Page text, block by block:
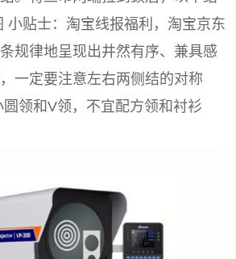
小贴士：淘宝线报福利，淘宝京东
规律地呈现出井然有序、兼具感
一定要注意左右两侧结的对称
领和V领，不宜配方领和衬衫